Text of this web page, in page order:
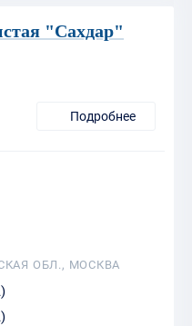
"Сахдар"
Подробнее
ОБЛ., МОСКВА